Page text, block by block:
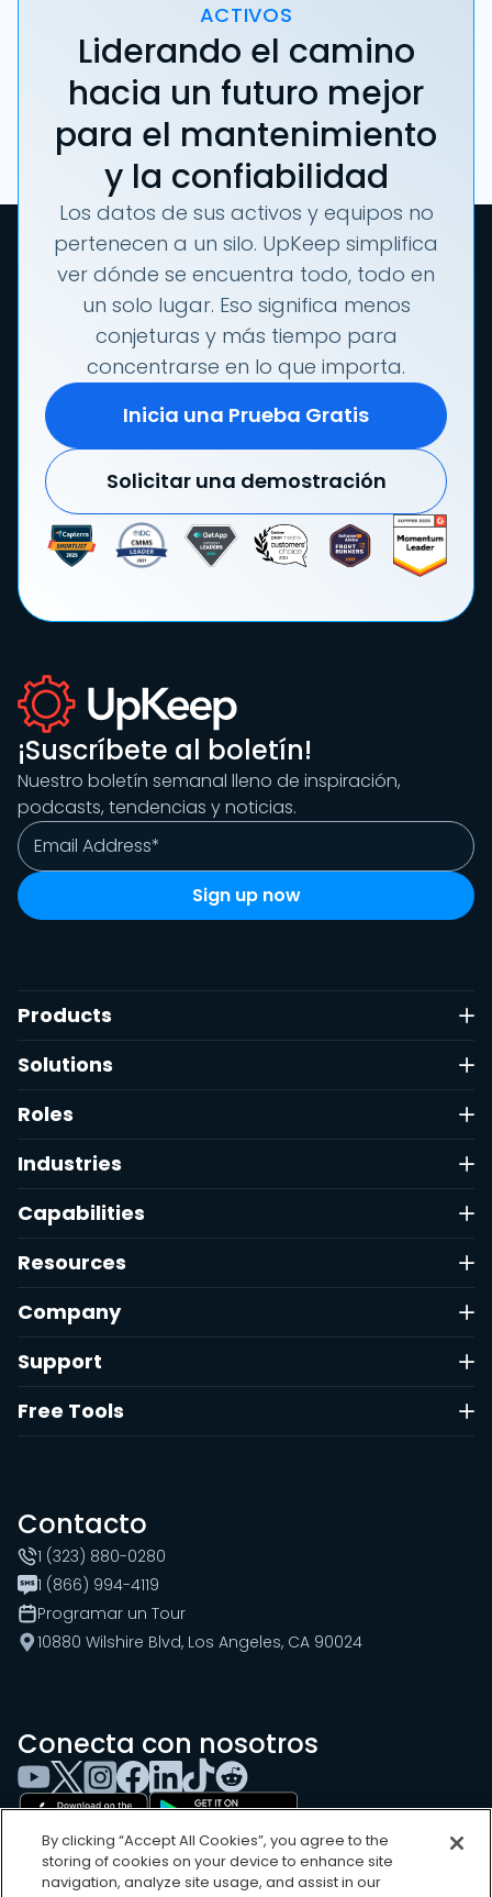
ACTIVOS
Liderando el camino
hacia un futuro mejor
para el mantenimiento
y la confiabilidad
Los datos de sus activos y equipos no
pertenecen a un silo. UpKeep simplifica
ver dónde se encuentra todo, todo en
un solo lugar. Eso significa menos
conjeturas y más tiempo para
concentrarse en lo que importa.
Inicia una Prueba Gratis
Solicitar una demostración
¡Suscríbete al boletín!
Nuestro boletín semanal lleno de inspiración,
podcasts, tendencias y noticias.
Products
Solutions
Roles
Industries
Capabilities
Resources
Company
Support
Free Tools
Contacto
1 (323) 880-0280
1 (866) 994-4119
Programar un Tour
10880 Wilshire Blvd, Los Angeles, CA 90024
Conecta con nosotros
By clicking “Accept All Cookies”, you agree to the
storing of cookies on your device to enhance site
navigation, analyze site usage, and assist in our